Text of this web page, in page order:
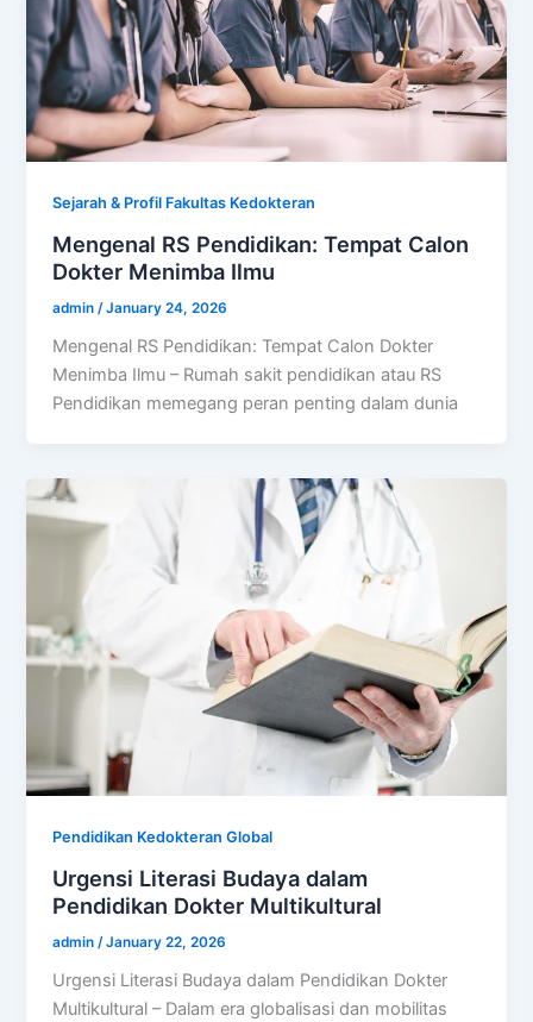
Sejarah & Profil Fakultas Kedokteran
Mengenal RS Pendidikan: Tempat Calon
Dokter Menimba Ilmu
admin /January 24, 2026
Mengenal RS Pendidikan: Tempat Calon Dokter
Menimba Ilmu – Rumah sakit pendidikan atau RS
Pendidikan memegang peran penting dalam dunia
Pendidikan Kedokteran Global
Urgensi Literasi Budaya dalam
Pendidikan Dokter Multikultural
admin /January 22, 2026
Urgensi Literasi Budaya dalam Pendidikan Dokter
Multikultural – Dalam era globalisasi dan mobilitas